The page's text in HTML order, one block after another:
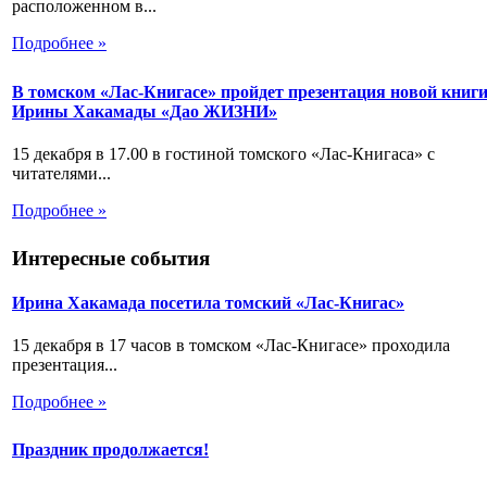
расположенном в...
Подробнее »
В томском «Лас-Книгасе» пройдет презентация новой книги
Ирины Хакамады «Дао ЖИЗНИ»
15 декабря в 17.00 в гостиной томского «Лас-Книгаса» с
читателями...
Подробнее »
Интересные события
Ирина Хакамада посетила томский «Лас-Книгас»
15 декабря в 17 часов в томском «Лас-Книгасе» проходила
презентация...
Подробнее »
Праздник продолжается!